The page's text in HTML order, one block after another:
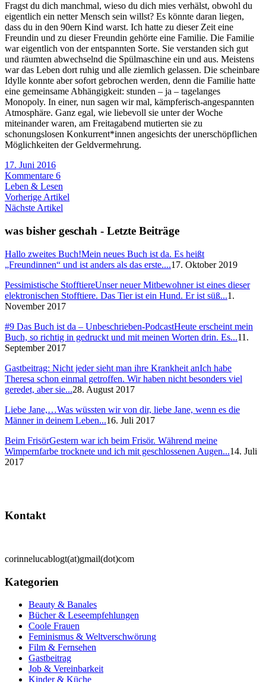
Fragst du dich manchmal, wieso du dich mies verhälst, obwohl du
eigentlich ein netter Mensch sein willst? Es könnte daran liegen,
dass du in den 90ern Kind warst. Ich hatte zu dieser Zeit eine
Freundin und zu dieser Freundin gehörte eine Familie. Die Familie
war eigentlich von der entspannten Sorte. Sie verstanden sich gut
und räumten abwechselnd die Spülmaschine ein und aus. Meistens
war das Leben dort ruhig und alle ziemlich gelassen. Die scheinbare
Idylle konnte aber sofort gebrochen werden, denn die Familie hatte
eine gemeinsame Abhängigkeit: stunden – ja – tagelanges
Monopoly. In einer, nun sagen wir mal, kämpferisch-angespannten
Atmosphäre. Ganz egal, wie liebevoll sie unter der Woche
miteinander waren, am Freitagabend mutierten sie zu
schonungslosen Konkurrent*innen angesichts der unerschöpflichen
Möglichkeiten der Geldvermehrung.
17. Juni 2016
Kommentare 6
Leben & Lesen
Vorherige Artikel
Nächste Artikel
was bisher geschah - Letzte Beiträge
Hallo zweites Buch!Mein neues Buch ist da. Es heißt
„Freundinnen“ und ist anders als das erste....17. Oktober 2019
Pessimistische StofftiereUnser neuer Mitbewohner ist eines dieser
elektronischen Stofftiere. Das Tier ist ein Hund. Er ist süß...1.
November 2017
#9 Das Buch ist da – Unbeschrieben-PodcastHeute erscheint mein
Buch, so richtig in gedruckt und mit meinen Worten drin. Es...11.
September 2017
Gastbeitrag: Nicht jeder sieht man ihre Krankheit anIch habe
Theresa schon einmal getroffen. Wir haben nicht besonders viel
geredet, aber sie...28. August 2017
Liebe Jane,…Was wüssten wir von dir, liebe Jane, wenn es die
Männer in deinem Leben...16. Juli 2017
Beim FrisörGestern war ich beim Frisör. Während meine
Wimpernfarbe trocknete und ich mit geschlossenen Augen...14. Juli
2017
Kontakt
corinnelucablogt(at)gmail(dot)com
Kategorien
Beauty & Banales
Bücher & Leseempfehlungen
Coole Frauen
Feminismus & Weltverschwörung
Film & Fernsehen
Gastbeitrag
Job & Vereinbarkeit
Kinder & Küche